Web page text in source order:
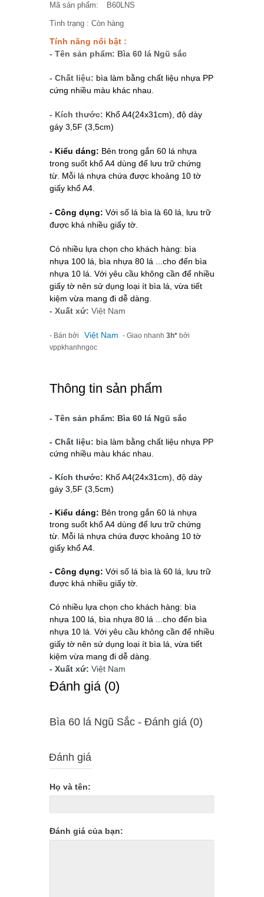
Mã sản phẩm: B60LNS
Tình trạng : Còn hàng
Tính năng nổi bật :
- Tên sản phẩm: Bìa 60 lá Ngũ sắc
- Chất liệu: bìa làm bằng chất liệu nhựa PP
cứng nhiều màu khác nhau.
- Kích thước: Khổ A4(24x31cm), độ dày
gáy 3,5F (3,5cm)
- Kiểu dáng: Bên trong gắn 60 lá nhựa
trong suốt khổ A4 dùng để lưu trữ chứng
từ. Mỗi lá nhựa chứa được khoảng 10 tờ
giấy khổ A4.
- Công dụng: Với số lá bìa là 60 lá, lưu trữ
được khá nhiều giấy tờ.
Có nhiều lựa chọn cho khách hàng: bìa
nhựa 100 lá, bìa nhựa 80 lá ...cho đến bìa
nhựa 10 lá. Với yêu cầu không cần để nhiều
giấy tờ nên sử dụng loại ít bìa lá, vừa tiết
kiệm vừa mang đi dễ dàng.
- Xuất xứ: Việt Nam
- Bán bởi Việt Nam - Giao nhanh 3h* bởi
vppkhanhngoc
Thông tin sản phẩm
- Tên sản phẩm: Bìa 60 lá Ngũ sắc
- Chất liệu: bìa làm bằng chất liệu nhựa PP
cứng nhiều màu khác nhau.
- Kích thước: Khổ A4(24x31cm), độ dày
gáy 3,5F (3,5cm)
- Kiểu dáng: Bên trong gắn 60 lá nhựa
trong suốt khổ A4 dùng để lưu trữ chứng
từ. Mỗi lá nhựa chứa được khoảng 10 tờ
giấy khổ A4.
- Công dụng: Với số lá bìa là 60 lá, lưu trữ
được khá nhiều giấy tờ.
Có nhiều lựa chọn cho khách hàng: bìa
nhựa 100 lá, bìa nhựa 80 lá ...cho đến bìa
nhựa 10 lá. Với yêu cầu không cần để nhiều
giấy tờ nên sử dụng loại ít bìa lá, vừa tiết
kiệm vừa mang đi dễ dàng.
- Xuất xứ: Việt Nam
Ðánh giá (0)
Bìa 60 lá Ngũ Sắc - Ðánh giá (0)
Đánh giá
Họ và tên:
Đánh giá của bạn: